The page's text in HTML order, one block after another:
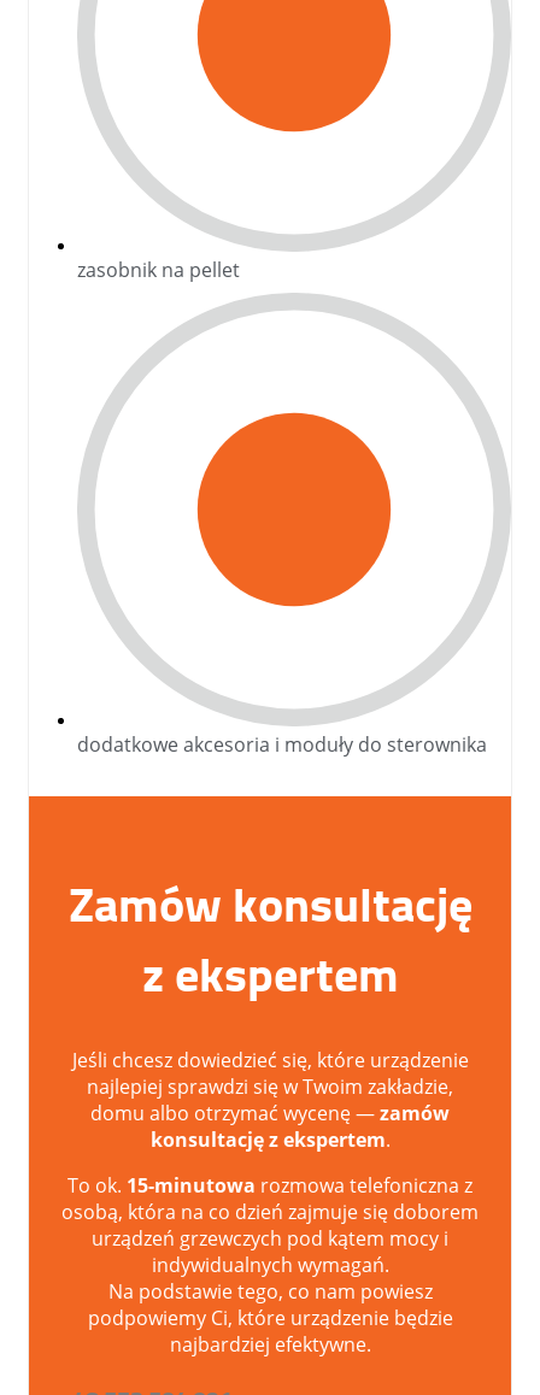
zasobnik na pellet
dodatkowe akcesoria i moduły do sterownika
Zamów konsultację
z ekspertem
Jeśli chcesz dowiedzieć się, które urządzenie
najlepiej sprawdzi się w Twoim zakładzie,
domu albo otrzymać wycenę —zamów
konsultację z ekspertem.
To ok. 15-minutowa rozmowa telefoniczna z
osobą, która na co dzień zajmuje się doborem
urządzeń grzewczych pod kątem mocy i
indywidualnych wymagań.
Na podstawie tego, co nam powiesz
podpowiemy Ci, które urządzenie będzie
najbardziej efektywne.